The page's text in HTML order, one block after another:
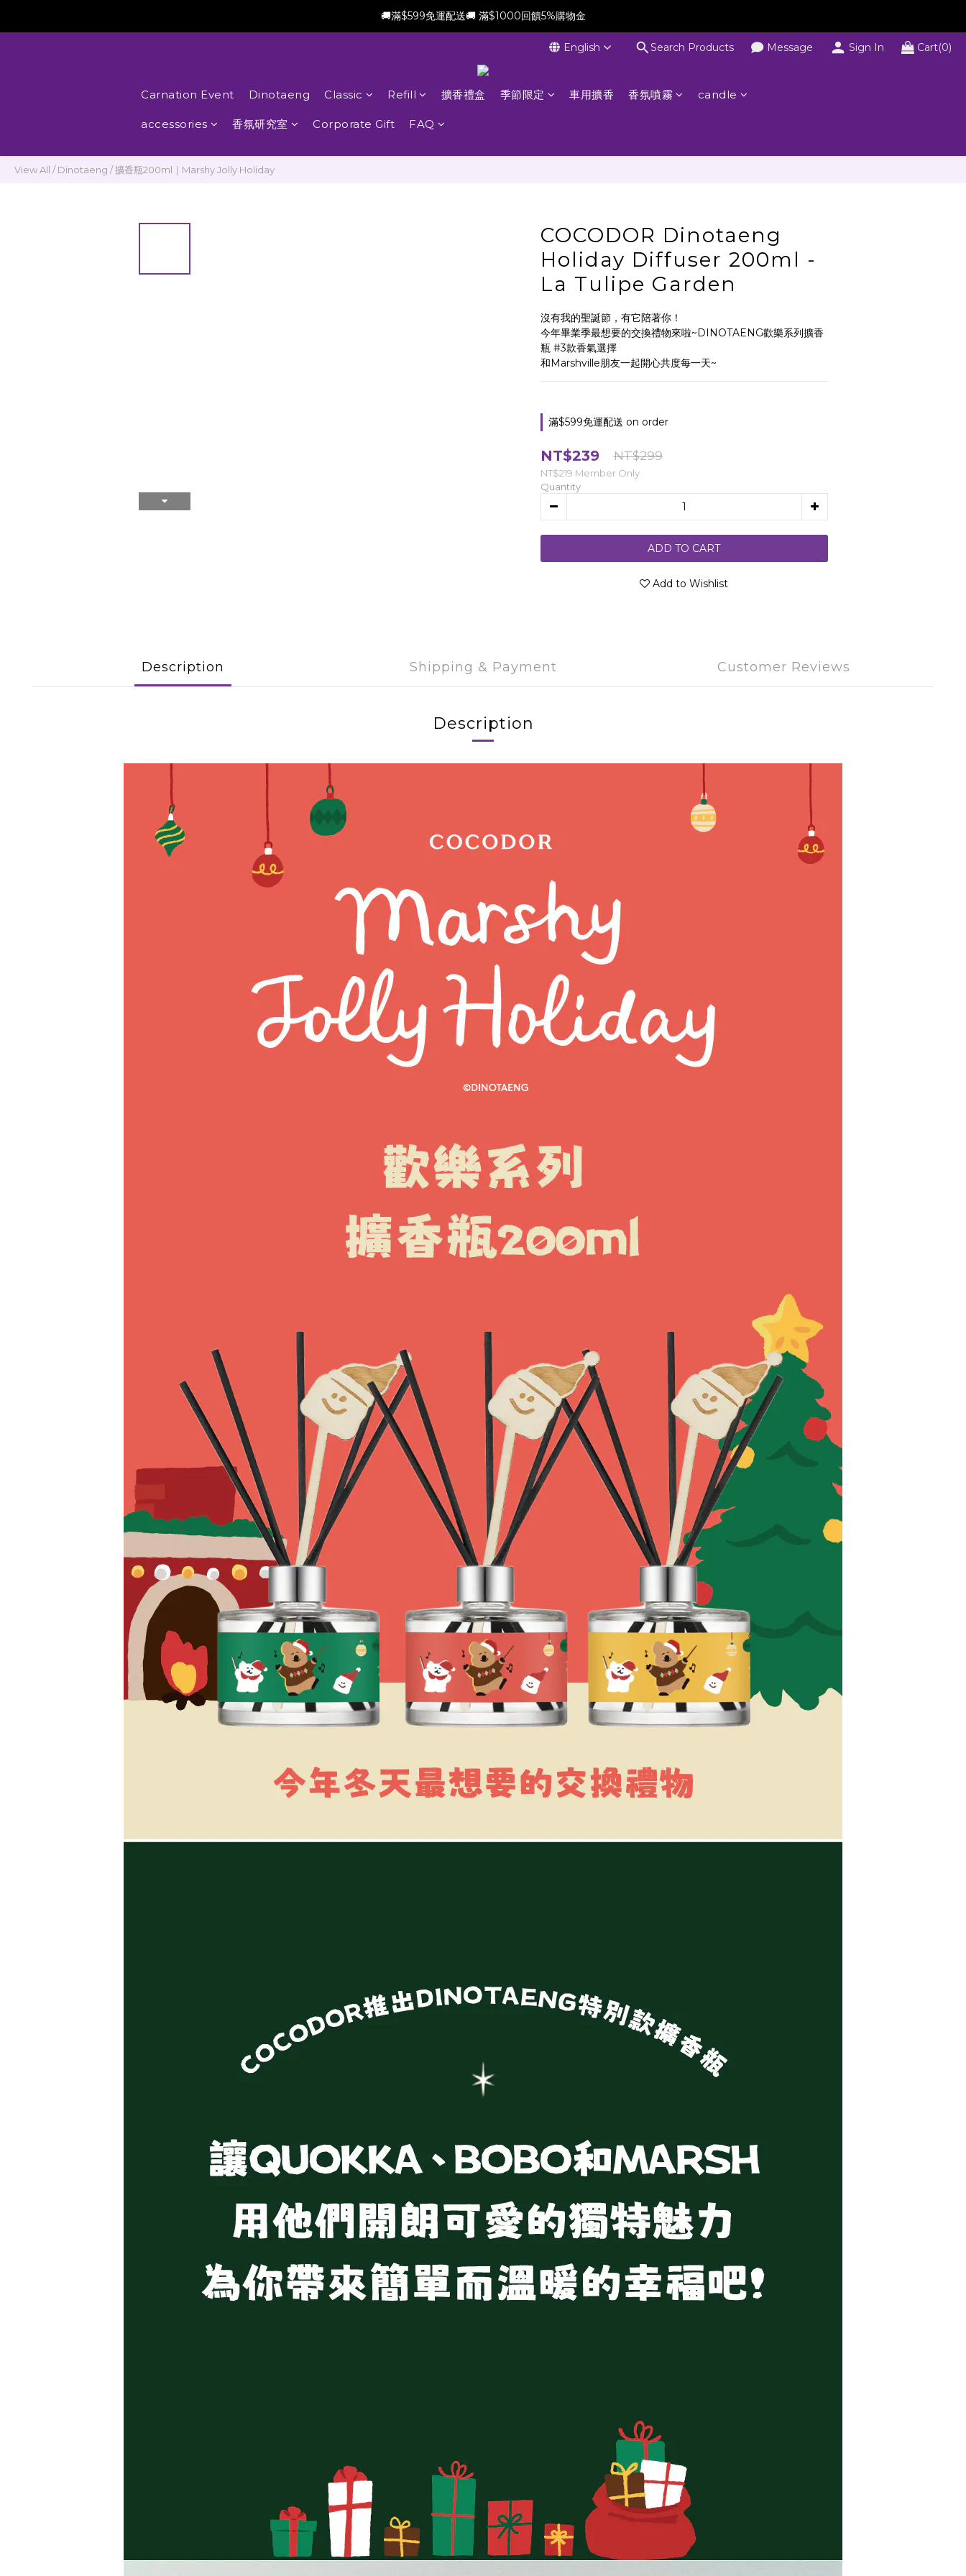
新會員加贈$100購物金(滿$699可折抵)
🚚滿$599免運配送🚚 滿$1000回饋5%購物金
新會員加贈$100購物金(滿$699可折抵)English Search Products Message Sign In Cart(0)
Carnation Event Dinotaeng Classic Refill 擴香禮盒 季節限定 車用擴香 香氛噴霧 candle
accessories 香氛研究室 Corporate Gift FAQ
View All /Dinotaeng /擴香瓶200ml｜Marshy Jolly Holiday
COCODOR Dinotaeng
Holiday Diffuser 200ml -
La Tulipe Garden
沒有我的聖誕節，有它陪著你！
今年畢業季最想要的交換禮物來啦~DINOTAENG歡樂系列擴香
瓶 #3款香氣選擇
和Marshville朋友一起開心共度每一天~
滿$599免運配送 on order
NT$239 NT$299
NT$219 Member Only
Quantity
ADD TO CART
Add to Wishlist
Description Shipping & Payment Customer Reviews
Description